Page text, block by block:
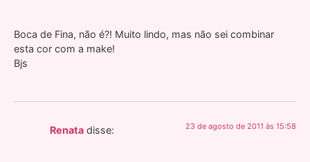
Boca de Fina, não é?! Muito lindo, mas não sei combinar
esta cor com a make!
Bjs
Renata disse: 23 de agosto de 2011 às 15:58